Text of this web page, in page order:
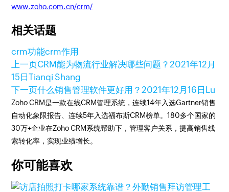
www.zoho.com.cn/crm/
相关话题
crm功能crm作用
上一页CRM能为物流行业解决哪些问题？2021年12月
15日Tianqi Shang
下一页什么销售管理软件更好用？2021年12月16日 Lu
Zoho CRM是一款在线CRM管理系统，连续14年入选Gartner销售
自动化象限报告、连续5年入选福布斯CRM榜单。180多个国家的
30万+企业在Zoho CRM系统帮助下，管理客户关系，提高销售线
索转化率，实现业绩增长。
你可能喜欢